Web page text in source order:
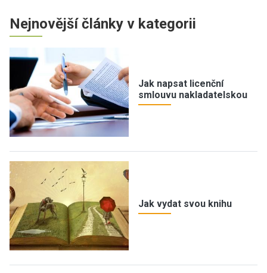
Nejnovější články v kategorii
Jak napsat licenční
smlouvu nakladatelskou
Jak vydat svou knihu